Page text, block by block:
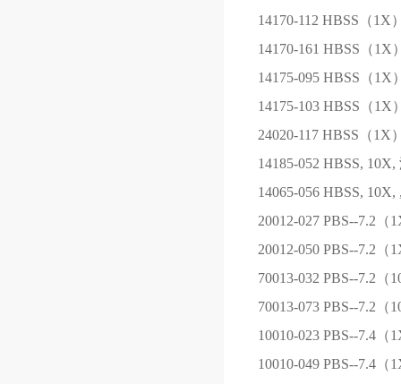
14170-112 HBSS（1X
14170-161 HBSS（1X
14175-095 HBSS（1X
14175-103 HBSS（1X
24020-117 HBSS（1X
14185-052 HBSS,
14065-056 HBSS,
20012-027 PBS--7.2（
20012-050 PBS--7.2（
70013-032 PBS--7.2（
70013-073 PBS--7.2（
10010-023 PBS--7.4（
10010-049 PBS--7.4（